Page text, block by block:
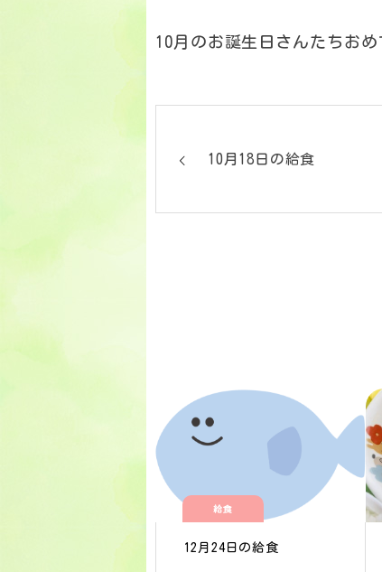
10月のお誕生日さんたちお
10月18日の給食
給食
12月24日の給食